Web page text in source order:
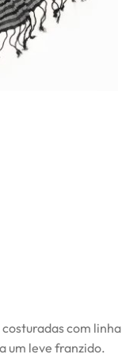
com linha
um leve franzido.